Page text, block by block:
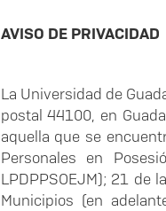
AVISO DE PRIVACIDAD
La Universidad de
postal 44100, en
aquella que se
Personales en
LPDPPSOEJM); 21 de
Municipios (en